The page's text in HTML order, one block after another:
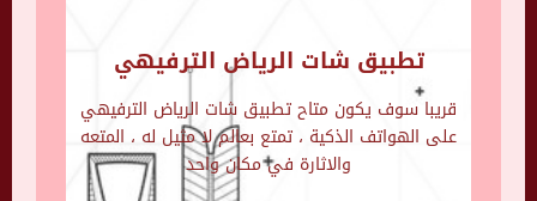
تطبيق شات الرياض الترفيهي
قريبا سوف يكون متاح تطبيق شات الرياض الترفيهي
على الهواتف الذكية ، تمتع بعالم لا مثيل له ، المتعه
والاثارة في مكان واحد